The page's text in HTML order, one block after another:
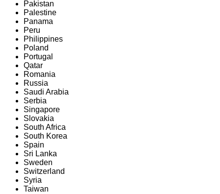
Pakistan
Palestine
Panama
Peru
Philippines
Poland
Portugal
Qatar
Romania
Russia
Saudi Arabia
Serbia
Singapore
Slovakia
South Africa
South Korea
Spain
Sri Lanka
Sweden
Switzerland
Syria
Taiwan